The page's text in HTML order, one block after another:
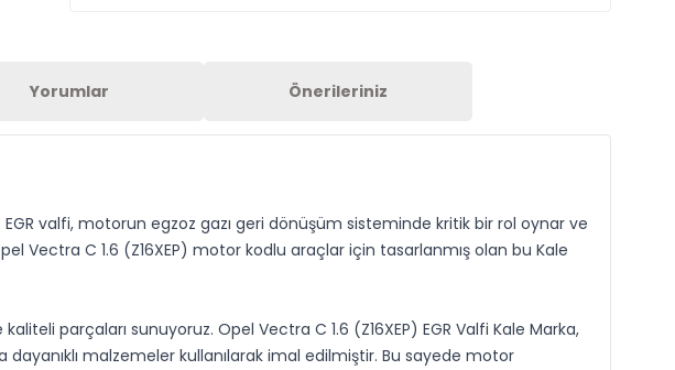
Yorumlar Önerileriniz
valfi, motorun egzoz gazı geri dönüşüm sisteminde kritik bir rol oynar ve
Vectra C 1.6 (Z16XEP) motor kodlu araçlar için tasarlanmış olan bu Kale
parçaları sunuyoruz. Opel Vectra C 1.6 (Z16XEP) EGR Valfi Kale Marka,
dayanıklı malzemeler kullanılarak imal edilmiştir. Bu sayede motor